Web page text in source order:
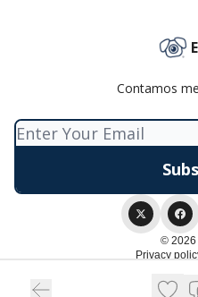
Contamos
© 2026
Privacy